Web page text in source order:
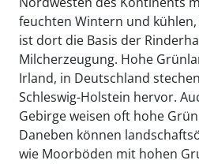
feuchten Wintern und
ist dort die Basis der
Milcherzeugung. Hohe
Irland, in Deutschland
Schleswig-Holstein hervor.
Gebirge weisen oft hohe
Daneben können
wie Moorböden mit hohen